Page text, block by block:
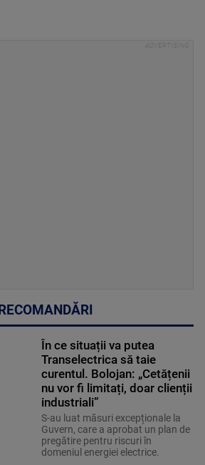
RECOMANDĂRI
În ce situații va putea
Transelectrica să taie
curentul. Bolojan: „Cetățenii
nu vor fi limitați, doar clienții
industriali”
S-au luat măsuri excepționale la
Guvern, care a aprobat un plan de
pregătire pentru riscuri în
domeniul energiei electrice.